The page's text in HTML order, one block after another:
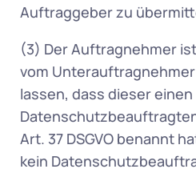
Auftraggeber zu
(3) Der Auftragnehmer
vom
lassen, dass dieser
Datenschutzbeauftragten
Art. 37 DSGVO benannt
kein